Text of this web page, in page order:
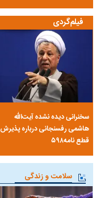
فیلم‌گردی
سخنرانی دیده نشده آیت‌الله
هاشمی رفسنجانی درباره پذیرش
قطع نامه۵۹۸
سلامت و زندگی